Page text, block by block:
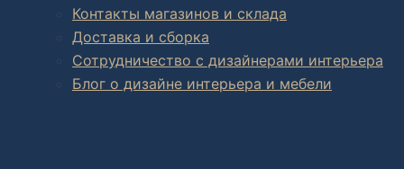
Контакты магазинов и склада
Доставка и сборка
Сотрудничество с дизайнерами интерьера
Блог о дизайне интерьера и мебели
Комплексное обустройство интерьера: замер, подготовка
интернет магазине дизайнерской